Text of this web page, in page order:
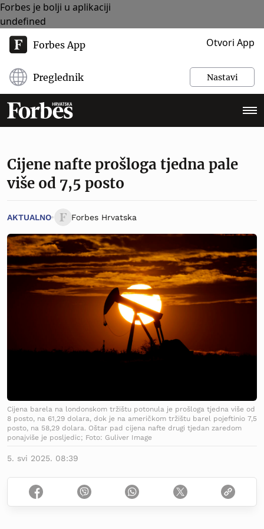
Forbes je bolji u aplikaciji
undefined
Forbes App Otvori App
Preglednik Nastavi
Cijene nafte prošloga tjedna pale
više od 7,5 posto
AKTUALNO Forbes Hrvatska
Cijena barela na londonskom tržištu potonula je prošloga tjedna više od
8 posto, na 61,29 dolara, dok je na američkom tržištu barel pojeftinio 7,5
posto, na 58,29 dolara. Oštar pad cijena nafte drugi tjedan zaredom
ponajviše je posljedic; Foto: Guliver Image
5. svi 2025. 08:39